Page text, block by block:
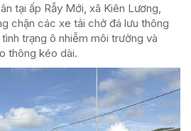
tại ấp Rẫy Mới, xã Kiên Lương,
chặn các xe tải chở đá lưu thông
trạng ô nhiễm môi trường và
thông kéo dài.